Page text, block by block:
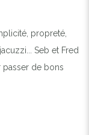
propreté,
Seb et Fred
de bons